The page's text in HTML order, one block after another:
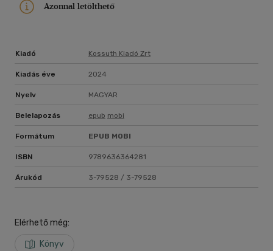
Azonnal letölthető
Kiadó Kossuth Kiadó Zrt
Kiadás éve 2024
Nyelv MAGYAR
Belelapozás epub mobi
Formátum EPUB MOBI
ISBN 9789636364281
Árukód 3-79528 / 3-79528
Elérhető még:
Könyv